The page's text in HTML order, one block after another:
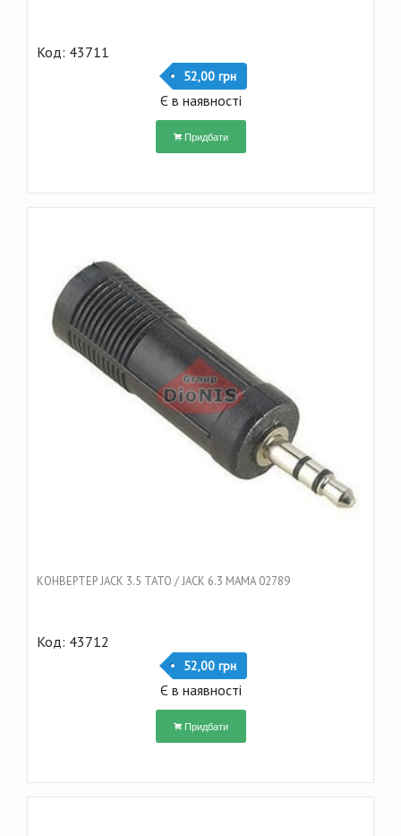
Код: 43711
52,00 грн
Є в наявності
Придбати
КОНВЕРТЕР JACK 3.5 ТАТО / JACK 6.3 МАМА 02789
Код: 43712
52,00 грн
Є в наявності
Придбати